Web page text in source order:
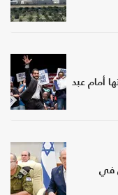
أمام عبد
في